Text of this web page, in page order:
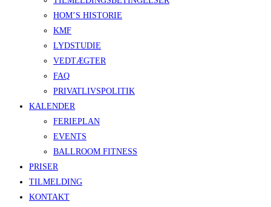
HOM’S HISTORIE
KMF
LYDSTUDIE
VEDTÆGTER
FAQ
PRIVATLIVSPOLITIK
KALENDER
FERIEPLAN
EVENTS
BALLROOM FITNESS
PRISER
TILMELDING
KONTAKT